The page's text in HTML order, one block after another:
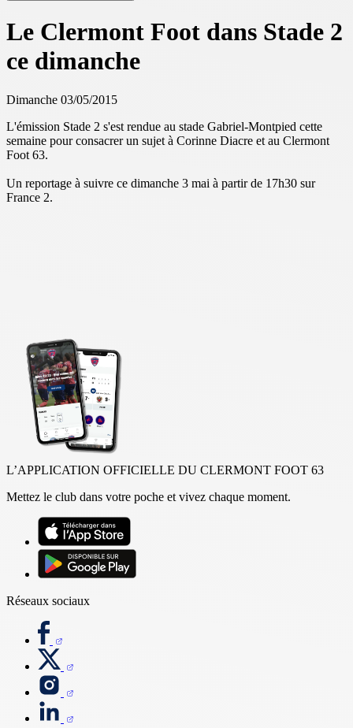
Le Clermont Foot dans Stade 2
ce dimanche
Dimanche 03/05/2015
L'émission Stade 2 s'est rendue au stade Gabriel-Montpied cette
semaine pour consacrer un sujet à Corinne Diacre et au Clermont
Foot 63.
Un reportage à suivre ce dimanche 3 mai à partir de 17h30 sur
France 2.
L’APPLICATION OFFICIELLE DU CLERMONT FOOT 63
Mettez le club dans votre poche et vivez chaque moment.
Réseaux sociaux